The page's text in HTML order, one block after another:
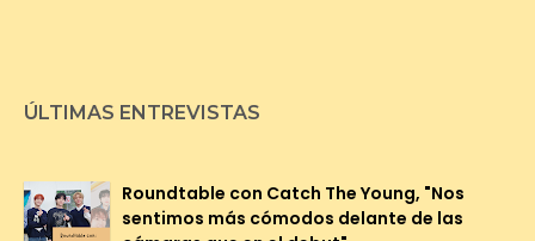
ÚLTIMAS ENTREVISTAS
Roundtable con Catch The Young, "Nos
sentimos más cómodos delante de las